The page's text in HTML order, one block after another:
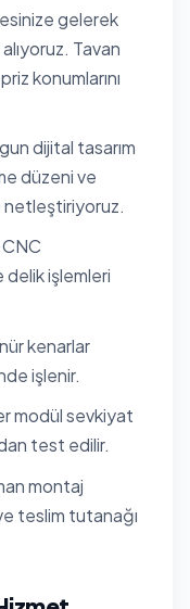
gelerek
Tavan
konumlarını
dijital tasarım
düzeni ve
netleştiriyoruz.
delik işlemleri
kenarlar
işlenir.
modül sevkiyat
test edilir.
montaj
teslim tutanağı